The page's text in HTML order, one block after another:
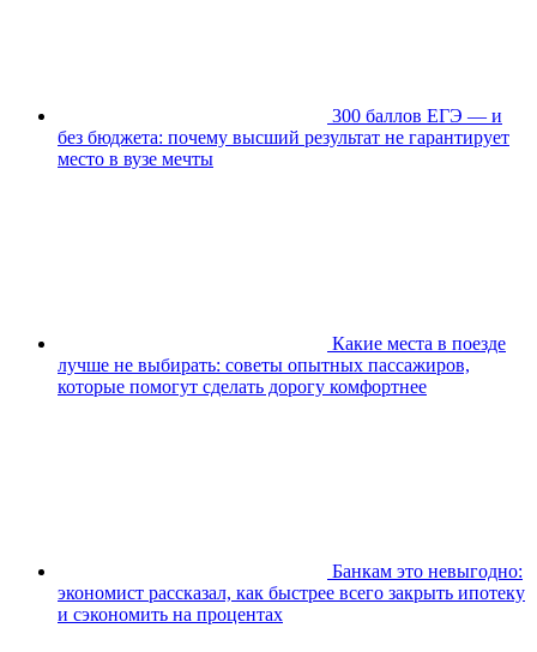
300 баллов ЕГЭ — и
без бюджета: почему высший результат не гарантирует
место в вузе мечты
Какие места в поезде
лучше не выбирать: советы опытных пассажиров,
которые помогут сделать дорогу комфортнее
Банкам это невыгодно:
экономист рассказал, как быстрее всего закрыть ипотеку
и сэкономить на процентах